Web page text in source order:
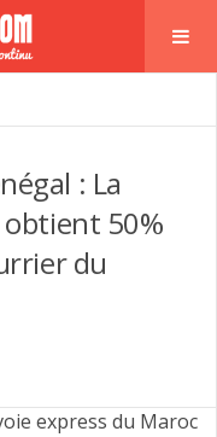
: La
obtient 50%
du